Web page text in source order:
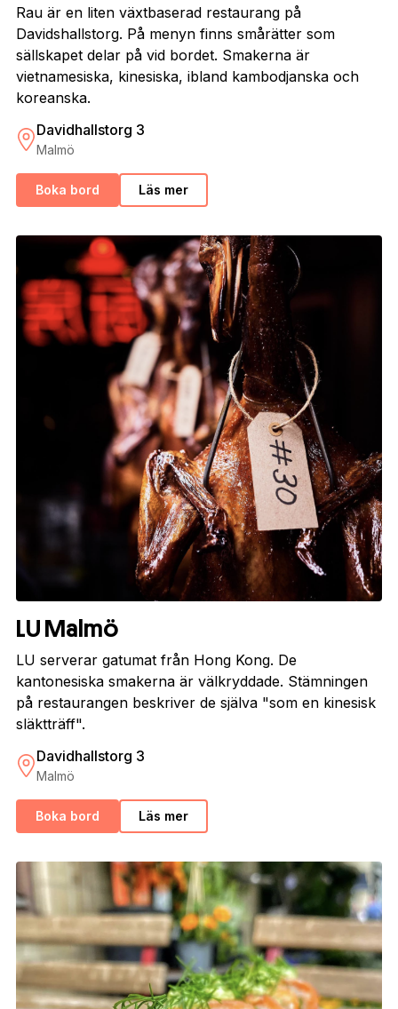
Rau är en liten växtbaserad restaurang på
Davidshallstorg. På menyn finns smårätter som
sällskapet delar på vid bordet. Smakerna är
vietnamesiska, kinesiska, ibland kambodjanska och
koreanska.
Davidhallstorg 3
Malmö
Boka bord Läs mer
LU Malmö
LU serverar gatumat från Hong Kong. De
kantonesiska smakerna är välkryddade. Stämningen
på restaurangen beskriver de själva "som en kinesisk
släktträff".
Davidhallstorg 3
Malmö
Boka bord Läs mer